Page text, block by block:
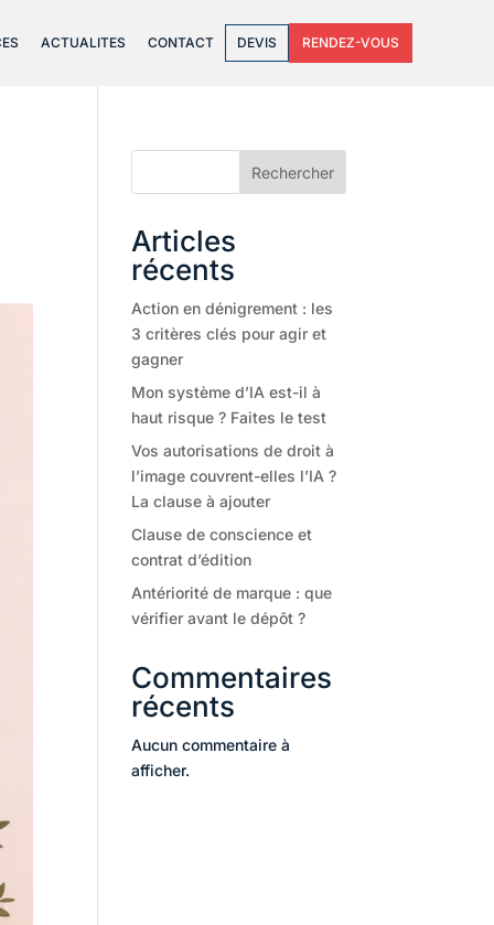
ACTUALITES CONTACT DEVIS RENDEZ-VOUS
Rechercher
Articles
récents
Action en dénigrement : les
3 critères clés pour agir et
gagner
Mon système d’IA est-il à
haut risque ? Faites le test
Vos autorisations de droit à
l’image couvrent-elles l’IA ?
La clause à ajouter
Clause de conscience et
contrat d’édition
Antériorité de marque : que
vérifier avant le dépôt ?
Commentaires
récents
Aucun commentaire à
afficher.